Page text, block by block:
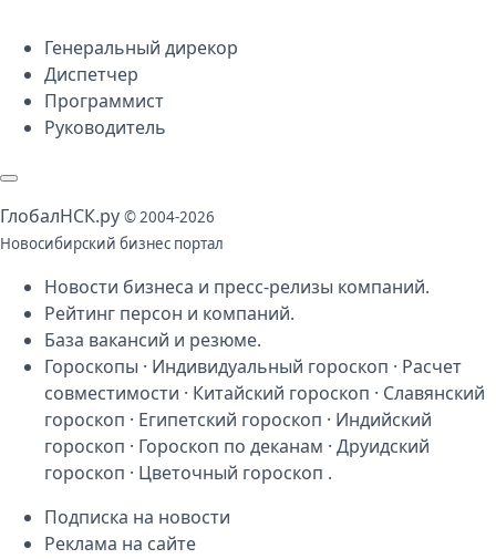
Генеральный дирекор
Диспетчер
Программист
Руководитель
ГлобалНСК.py © 2004-2026
Новосибирский бизнес портал
Новости бизнеса и пресс-релизы компаний.
Рейтинг персон и компаний.
База вакансий и резюме.
Гороскопы · Индивидуальный гороскоп · Расчет
совместимости · Китайский гороскоп · Славянский
гороскоп · Египетский гороскоп · Индийский
гороскоп · Гороскоп по деканам · Друидский
гороскоп · Цветочный гороскоп .
Подписка на новости
Реклама на сайте